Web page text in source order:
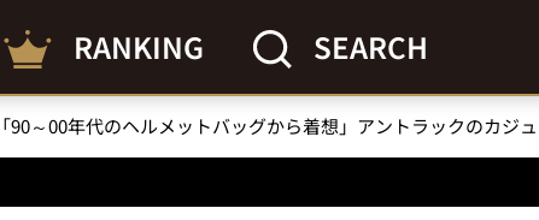
RANKING SEARCH